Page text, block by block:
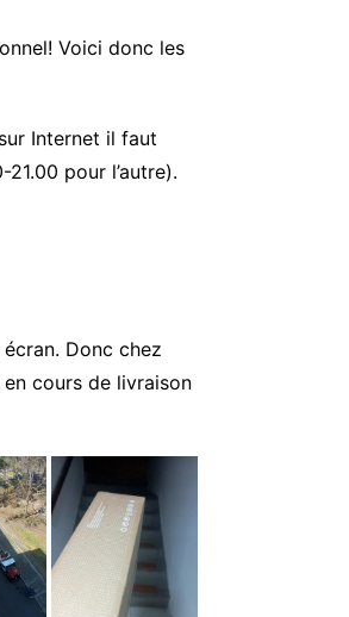
Voici donc les
Internet il faut
pour l’autre).
Donc chez
cours de livraison